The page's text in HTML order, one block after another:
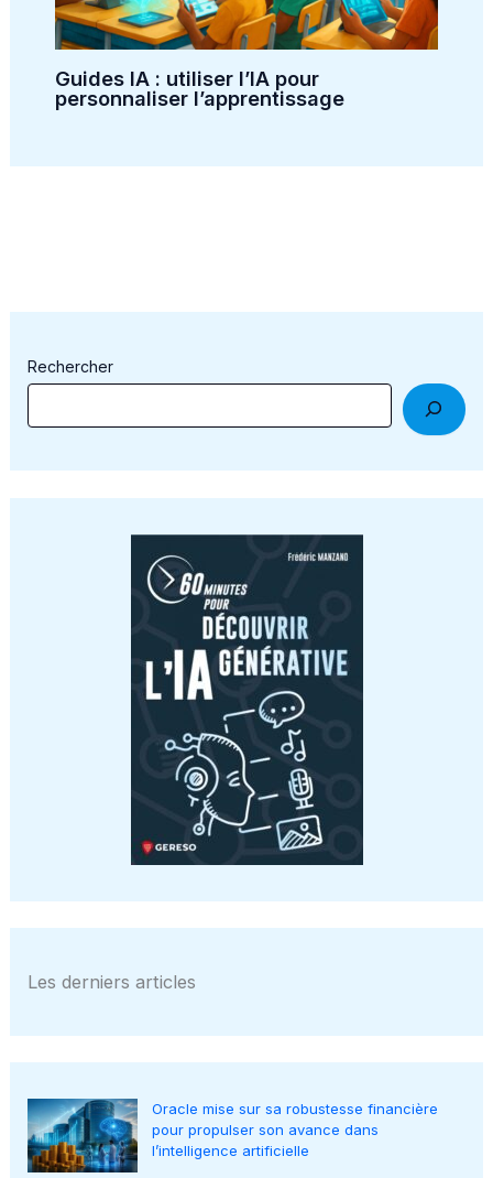
Guides IA : utiliser l’IA pour
personnaliser l’apprentissage
Rechercher
Les derniers articles
Oracle mise sur sa robustesse financière
pour propulser son avance dans
l’intelligence artificielle